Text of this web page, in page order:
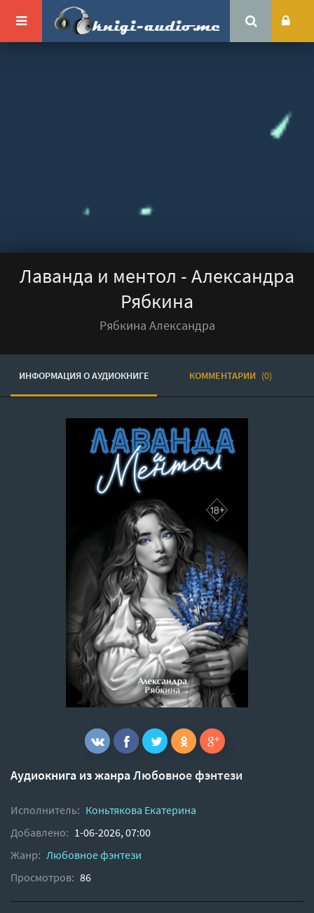
Лаванда и ментол - Александра
Рябкина
Рябкина Александра
ИНФОРМАЦИЯ О АУДИОКНИГЕ КОММЕНТАРИИ (0)
Аудиокнига из жанраЛюбовное фэнтези
Исполнитель: Коньтякова Екатерина
Добавлено: 1-06-2026, 07:00
Жанр: Любовное фэнтези
Просмотров: 86